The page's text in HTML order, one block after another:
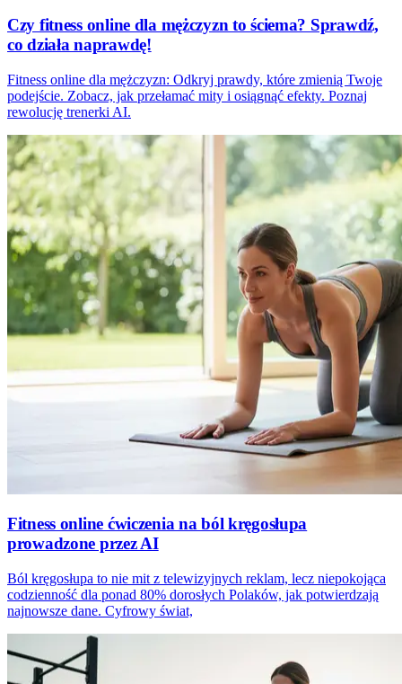
Czy fitness online dla mężczyzn to ściema? Sprawdź,
co działa naprawdę!
Fitness online dla mężczyzn: Odkryj prawdy, które zmienią Twoje
podejście. Zobacz, jak przełamać mity i osiągnąć efekty. Poznaj
rewolucję trenerki AI.
Fitness online ćwiczenia na ból kręgosłupa
prowadzone przez AI
Ból kręgosłupa to nie mit z telewizyjnych reklam, lecz niepokojąca
codzienność dla ponad 80% dorosłych Polaków, jak potwierdzają
najnowsze dane. Cyfrowy świat,